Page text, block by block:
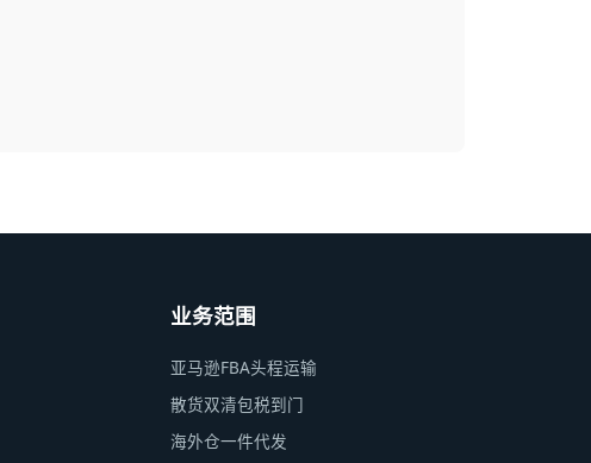
业务范围
亚马逊FBA头程运输
散货双清包税到门
海外仓一件代发